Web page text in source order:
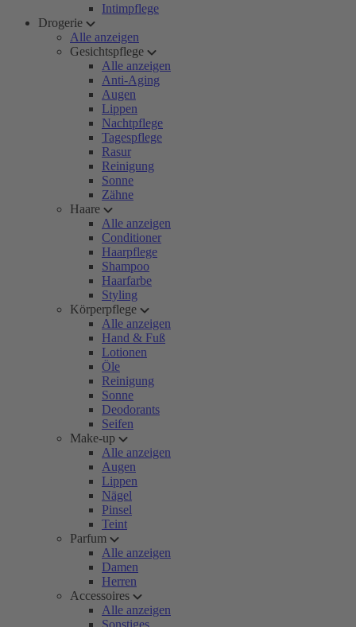
Intimpflege
Drogerie
Alle anzeigen
Gesichtspflege
Alle anzeigen
Anti-Aging
Augen
Lippen
Nachtpflege
Tagespflege
Rasur
Reinigung
Sonne
Zähne
Haare
Alle anzeigen
Conditioner
Haarpflege
Shampoo
Haarfarbe
Styling
Körperpflege
Alle anzeigen
Hand & Fuß
Lotionen
Öle
Reinigung
Sonne
Deodorants
Seifen
Make-up
Alle anzeigen
Augen
Lippen
Nägel
Pinsel
Teint
Parfum
Alle anzeigen
Damen
Herren
Accessoires
Alle anzeigen
Sonstiges